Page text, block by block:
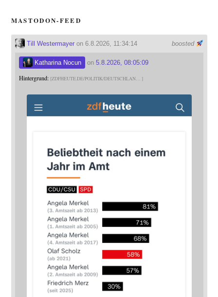
MASTODON-FEED
boosted
Till Westermayeron 6.8.2026, 11:34:14
Katharina Nocun on 5.8.2026, 08:05:09
Hintergrund: ZDFHEUTE.DE/POLITIK/DEUTSCHLAN